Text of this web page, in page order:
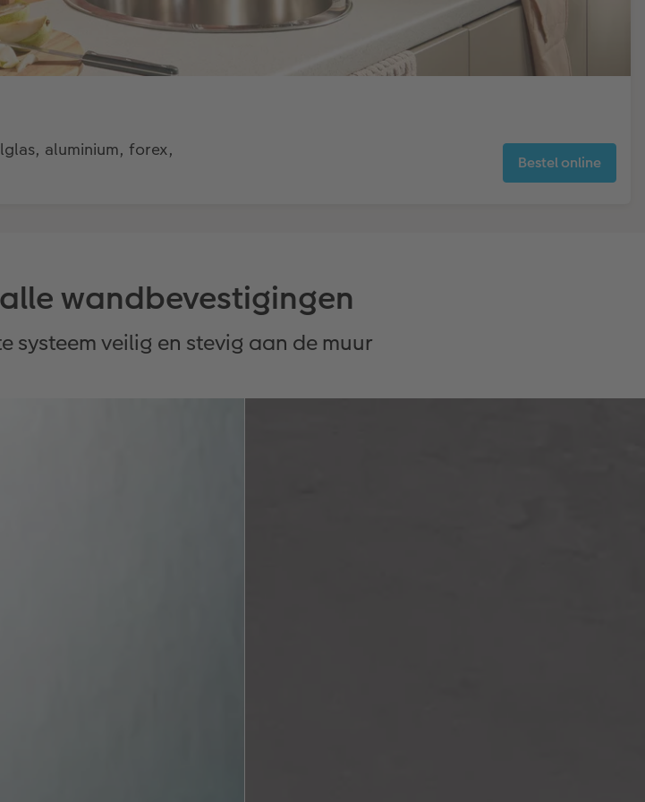
aluminium, forex,
Bestel online
wandbevestigingen
systeem veilig en stevig aan de muur